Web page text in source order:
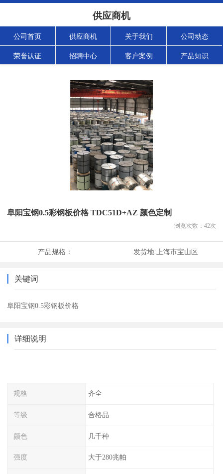
供应商机
公司首页 供应商机 关于我们 公司动态
荣誉认证 招聘中心 客户案例 产品知识
阜阳宝钢0.5彩钢板价格 TDC51D+AZ 颜色定制
浏览次数： 42次
产品规格： 发货地: 上海市宝山区
关键词
阜阳宝钢0.5彩钢板价格
详细说明
规格 齐全
等级 合格品
颜色 几千种
强度 大于280兆帕